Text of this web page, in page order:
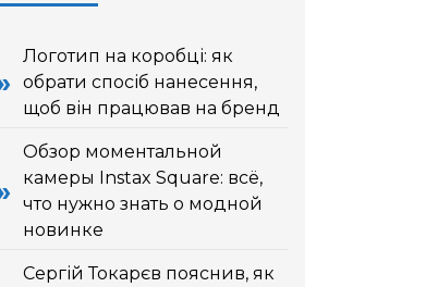
Логотип на коробці: як
обрати спосіб нанесення,
щоб він працював на бренд
Обзор моментальной
камеры Instax Square: всё,
что нужно знать о модной
новинке
Сергій Токарєв пояснив, як